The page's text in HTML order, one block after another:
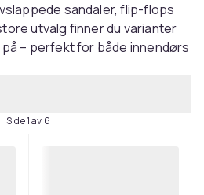
sandaler, flip-flops
utvalg finner du varianter
– perfekt for både innendørs
Side 1 av 6